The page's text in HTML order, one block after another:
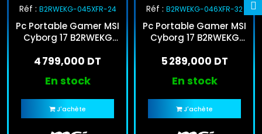
Réf : B2RWEKG-045XFR-24
Pc Portable Gamer MSI
Cyborg 17 B2RWEKG
512Go SSD RTX 5050
4 799,000 DT
En stock
J'achète
Réf : B2RWEKG-046XFR-32
Pc Portable Gamer MSI
Cyborg 17 B2RWEKG
512Go SSD RTX 5050
5 289,000 DT
En stock
J'achète